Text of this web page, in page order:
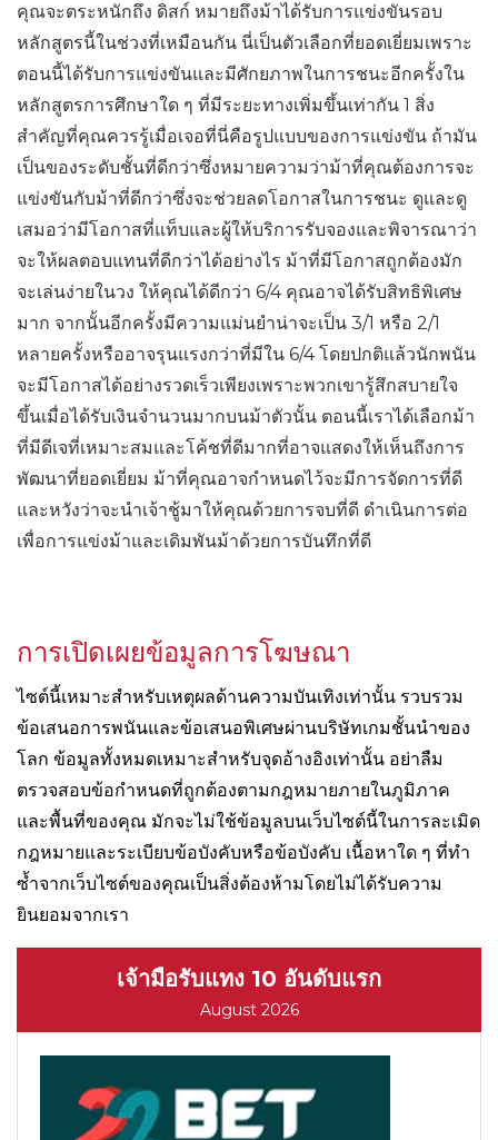
คุณจะตระหนักถึง ดิสก์ หมายถึงม้าได้รับการแข่งขันรอบ
หลักสูตรนี้ในช่วงที่เหมือนกัน นี่เป็นตัวเลือกที่ยอดเยี่ยมเพราะ
ตอนนี้ได้รับการแข่งขันและมีศักยภาพในการชนะอีกครั้งใน
หลักสูตรการศึกษาใด ๆ ที่มีระยะทางเพิ่มขึ้นเท่ากัน 1 สิ่ง
สำคัญที่คุณควรรู้เมื่อเจอที่นี่คือรูปแบบของการแข่งขัน ถ้ามัน
เป็นของระดับชั้นที่ดีกว่าซึ่งหมายความว่าม้าที่คุณต้องการจะ
แข่งขันกับม้าที่ดีกว่าซึ่งจะช่วยลดโอกาสในการชนะ ดูและดู
เสมอว่ามีโอกาสที่แท็บและผู้ให้บริการรับจองและพิจารณาว่า
จะให้ผลตอบแทนที่ดีกว่าได้อย่างไร ม้าที่มีโอกาสถูกต้องมัก
จะเล่นง่ายในวง ให้คุณได้ดีกว่า 6/4 คุณอาจได้รับสิทธิพิเศษ
มาก จากนั้นอีกครั้งมีความแม่นยำน่าจะเป็น 3/1 หรือ 2/1
หลายครั้งหรืออาจรุนแรงกว่าที่มีใน 6/4 โดยปกติแล้วนักพนัน
จะมีโอกาสได้อย่างรวดเร็วเพียงเพราะพวกเขารู้สึกสบายใจ
ขึ้นเมื่อได้รับเงินจำนวนมากบนม้าตัวนั้น ตอนนี้เราได้เลือกม้า
ที่มีดีเจที่เหมาะสมและโค้ชที่ดีมากที่อาจแสดงให้เห็นถึงการ
พัฒนาที่ยอดเยี่ยม ม้าที่คุณอาจกำหนดไว้จะมีการจัดการที่ดี
และหวังว่าจะนำเจ้าชู้มาให้คุณด้วยการจบที่ดี ดำเนินการต่อ
เพื่อการแข่งม้าและเดิมพันม้าด้วยการบันทึกที่ดี
การเปิดเผยข้อมูลการโฆษณา
ไซต์นี้เหมาะสำหรับเหตุผลด้านความบันเทิงเท่านั้น รวบรวม
ข้อเสนอการพนันและข้อเสนอพิเศษผ่านบริษัทเกมชั้นนำของ
โลก ข้อมูลทั้งหมดเหมาะสำหรับจุดอ้างอิงเท่านั้น อย่าลืม
ตรวจสอบข้อกำหนดที่ถูกต้องตามกฎหมายภายในภูมิภาค
และพื้นที่ของคุณ มักจะไม่ใช้ข้อมูลบนเว็บไซต์นี้ในการละเมิด
กฎหมายและระเบียบข้อบังคับหรือข้อบังคับ เนื้อหาใด ๆ ที่ทำ
ซ้ำจากเว็บไซต์ของคุณเป็นสิ่งต้องห้ามโดยไม่ได้รับความ
ยินยอมจากเรา
เจ้ามือรับแทง 10 อันดับแรก
August 2026